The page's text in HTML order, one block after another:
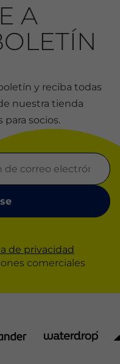
A
y reciba todas
nuestra tienda
socios.
de privacidad
comerciales